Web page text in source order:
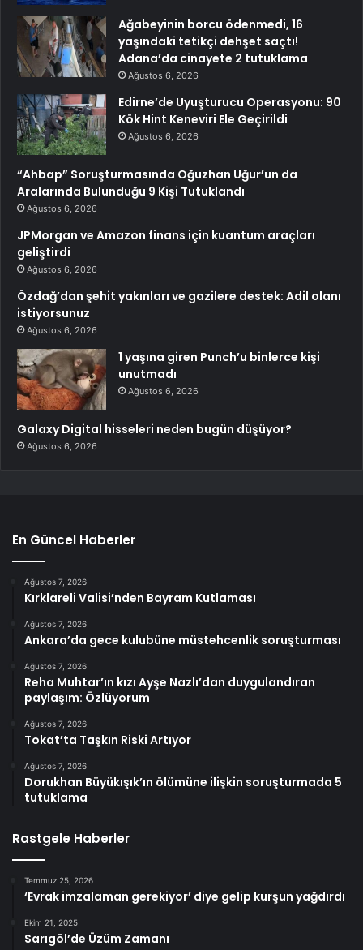
Ağabeyinin borcu ödenmedi, 16
yaşındaki tetikçi dehşet saçtı!
Adana’da cinayete 2 tutuklama
Ağustos 6, 2026
Edirne’de Uyuşturucu Operasyonu: 90
Kök Hint Keneviri Ele Geçirildi
Ağustos 6, 2026
“Ahbap” Soruşturmasında Oğuzhan Uğur’un da
Aralarında Bulunduğu 9 Kişi Tutuklandı
Ağustos 6, 2026
JPMorgan ve Amazon finans için kuantum araçları
geliştirdi
Ağustos 6, 2026
Özdağ’dan şehit yakınları ve gazilere destek: Adil olanı
istiyorsunuz
Ağustos 6, 2026
1 yaşına giren Punch’u binlerce kişi
unutmadı
Ağustos 6, 2026
Galaxy Digital hisseleri neden bugün düşüyor?
Ağustos 6, 2026
En Güncel Haberler
Ağustos 7, 2026
Kırklareli Valisi’nden Bayram Kutlaması
Ağustos 7, 2026
Ankara’da gece kulubüne müstehcenlik soruşturması
Ağustos 7, 2026
Reha Muhtar’ın kızı Ayşe Nazlı’dan duygulandıran
paylaşım: Özlüyorum
Ağustos 7, 2026
Tokat’ta Taşkın Riski Artıyor
Ağustos 7, 2026
Dorukhan Büyükışık’ın ölümüne ilişkin soruşturmada 5
tutuklama
Rastgele Haberler
Temmuz 25, 2026
‘Evrak imzalaman gerekiyor’ diye gelip kurşun yağdırdı
Ekim 21, 2025
Sarıgöl’de Üzüm Zamanı